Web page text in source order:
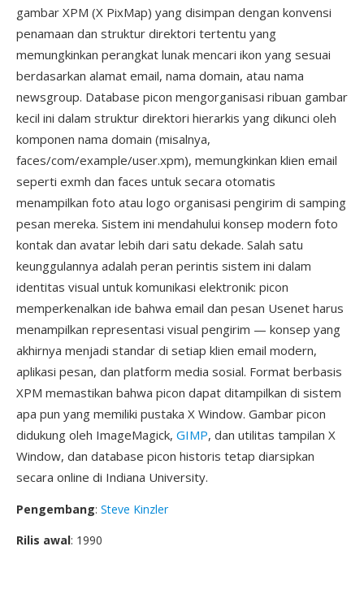
gambar XPM (X PixMap) yang disimpan dengan konvensi
penamaan dan struktur direktori tertentu yang
memungkinkan perangkat lunak mencari ikon yang sesuai
berdasarkan alamat email, nama domain, atau nama
newsgroup. Database picon mengorganisasi ribuan gambar
kecil ini dalam struktur direktori hierarkis yang dikunci oleh
komponen nama domain (misalnya,
faces/com/example/user.xpm), memungkinkan klien email
seperti exmh dan faces untuk secara otomatis
menampilkan foto atau logo organisasi pengirim di samping
pesan mereka. Sistem ini mendahului konsep modern foto
kontak dan avatar lebih dari satu dekade. Salah satu
keunggulannya adalah peran perintis sistem ini dalam
identitas visual untuk komunikasi elektronik: picon
memperkenalkan ide bahwa email dan pesan Usenet harus
menampilkan representasi visual pengirim — konsep yang
akhirnya menjadi standar di setiap klien email modern,
aplikasi pesan, dan platform media sosial. Format berbasis
XPM memastikan bahwa picon dapat ditampilkan di sistem
apa pun yang memiliki pustaka X Window. Gambar picon
didukung oleh ImageMagick, GIMP, dan utilitas tampilan X
Window, dan database picon historis tetap diarsipkan
secara online di Indiana University.
Pengembang: Steve Kinzler
Rilis awal: 1990